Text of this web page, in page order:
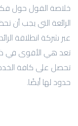
الرائعة التي يجب أن
عبر شركة انطلاقة
تعد هي الأقوى في
تحصل على كافة
حدود لها أيضًا.